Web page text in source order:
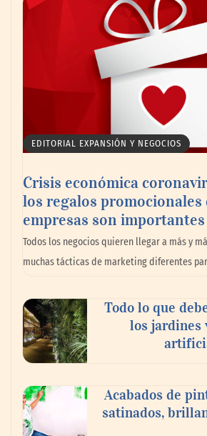
Canarias consolida un festival
internacional donde deporte,
familia y naturaleza se dan la
GITGE comunica la
del Dr. Óscar Ondo como
EDITORIAL EXPANSIÓN Y NEGOCIOS
Crisis económica
los regalos promocionales
empresas son importantes
Todos los negocios quieren llegar a más y
muchas tácticas de marketing diferentes
Todo lo que
los jardines
Acabados de
satinados,